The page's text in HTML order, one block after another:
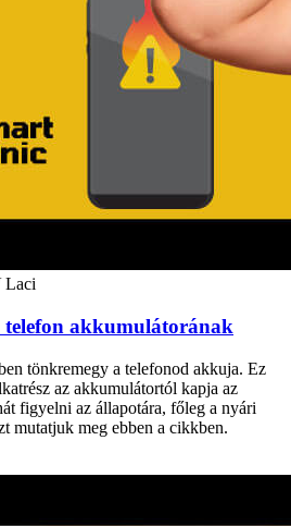
Laci
akkumulátorának
tönkremegy a telefonod akkuja. Ez
az akkumulátortól kapja az
figyelni az állapotára, főleg a nyári
mutatjuk meg ebben a cikkben.